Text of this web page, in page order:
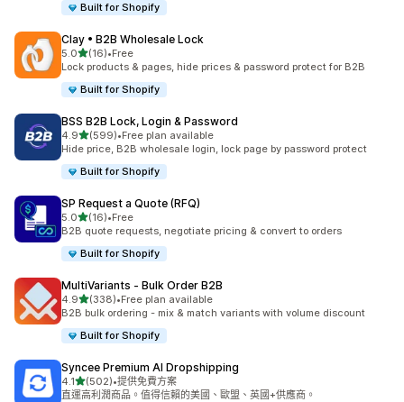
Built for Shopify
Clay • B2B Wholesale Lock
5.0滿分 5 顆星
(16)
共有 16 則評價
•Free
Lock products & pages, hide prices & password protect for B2B
Built for Shopify
BSS B2B Lock, Login & Password
4.9滿分 5 顆星
(599)
共有 599 則評價
•Free plan available
Hide price, B2B wholesale login, lock page by password protect
Built for Shopify
SP Request a Quote (RFQ)
5.0滿分 5 顆星
(16)
共有 16 則評價
•Free
B2B quote requests, negotiate pricing & convert to orders
Built for Shopify
MultiVariants ‑ Bulk Order B2B
4.9滿分 5 顆星
(338)
共有 338 則評價
•Free plan available
B2B bulk ordering - mix & match variants with volume discount
Built for Shopify
Syncee Premium AI Dropshipping
4.1滿分 5 顆星
(502)
共有 502 則評價
•提供免費方案
直運高利潤商品。值得信賴的美國、歐盟、英國+供應商。